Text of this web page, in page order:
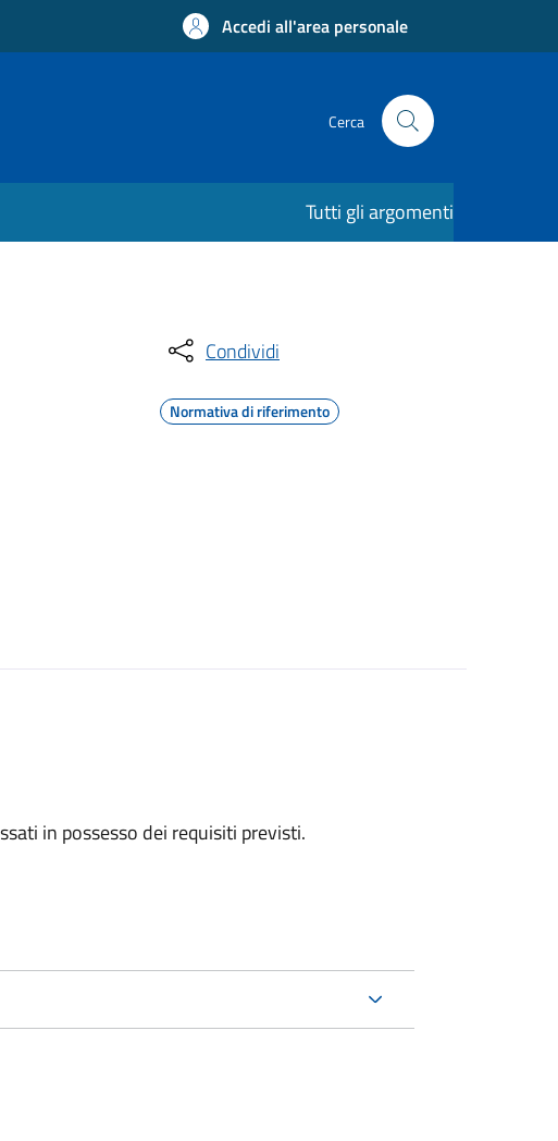
Accedi all'area personale
Cerca
Tutti gli argomenti
Condividi
Normativa di riferimento
in possesso dei requisiti previsti.